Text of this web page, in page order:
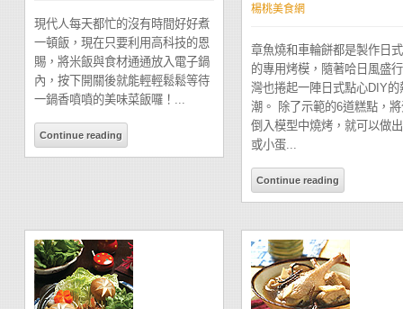
現代人每天都忙的沒有時間好好煮
一頓飯，現在只要利用高科技的恩
賜，將米飯與食材通通放入電子鍋
內，按下開關後就能輕輕鬆鬆等待
一鍋香噴噴的美味菜飯囉！...
Continue reading
楊桃美食網
章魚燒和車輪餅都是製作日
的專用烤模，隨著哈日風盛
灣也捲起一陣日式點心DIY的
潮。 除了示範的6道糕點，
倒入模型中燒烤，就可以做
或小蛋...
Continue reading